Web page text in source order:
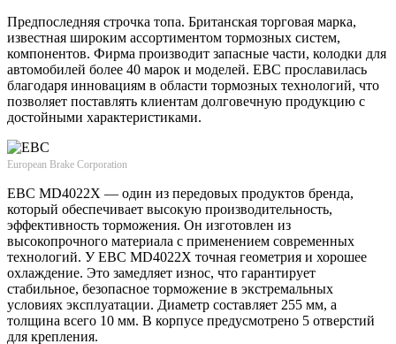
Предпоследняя строчка топа. Британская торговая марка,
известная широким ассортиментом тормозных систем,
компонентов. Фирма производит запасные части, колодки для
автомобилей более 40 марок и моделей. EBC прославилась
благодаря инновациям в области тормозных технологий, что
позволяет поставлять клиентам долговечную продукцию с
достойными характеристиками.
European Brake Corporation
EBC MD4022X — один из передовых продуктов бренда,
который обеспечивает высокую производительность,
эффективность торможения. Он изготовлен из
высокопрочного материала с применением современных
технологий. У EBC MD4022X точная геометрия и хорошее
охлаждение. Это замедляет износ, что гарантирует
стабильное, безопасное торможение в экстремальных
условиях эксплуатации. Диаметр составляет 255 мм, а
толщина всего 10 мм. В корпусе предусмотрено 5 отверстий
для крепления.